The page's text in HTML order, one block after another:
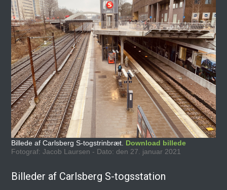
Billede af Carlsberg S-togstrinbræt. Download billede
Fotograf: Jacob Laursen - Dato: den 27. januar 2021
Billeder af Carlsberg S-togsstation